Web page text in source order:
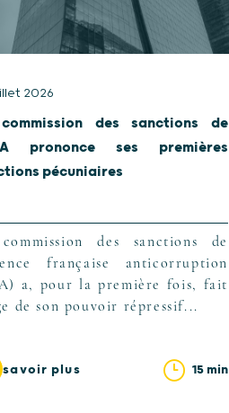
2026
des sanctions de
prononce ses premières
pécuniaires
des sanctions de
française anticorruption
a, pour la première fois, fait
de son pouvoir répressif...
savoir plus 15 min